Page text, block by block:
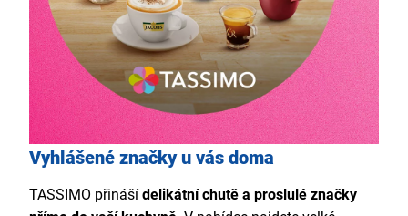
Vyhlášené značky u vás doma
TASSIMO přináší delikátní chutě a proslulé značky